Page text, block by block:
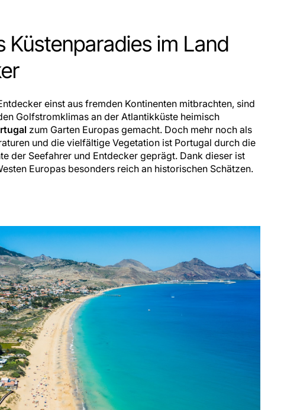
Küstenparadies im Land
einst aus fremden Kontinenten mitbrachten, sind
Golfstromklimas an der Atlantikküste heimisch
zum Garten Europas gemacht. Doch mehr noch als
und die vielfältige Vegetation ist Portugal durch die
der Seefahrer und Entdecker geprägt. Dank dieser ist
Europas besonders reich an historischen Schätzen.